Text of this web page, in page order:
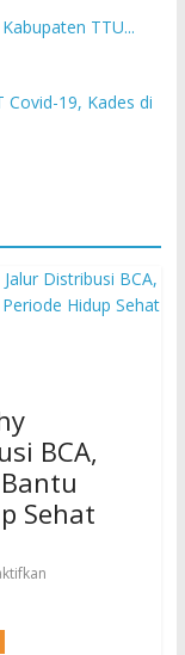
TTU...
19, Kades di
BCA,
Sehat